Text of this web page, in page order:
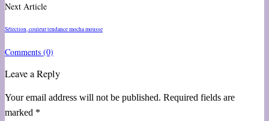
Next Article
Sélection, couleur tendance mocha mousse
Comments (0)
Leave a Reply
Your email address will not be published. Required fields are
marked *